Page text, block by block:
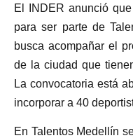
El INDER anunció
para ser parte de
busca acompañar el
de la ciudad que
La convocatoria está
incorporar a 40
En Talentos Medellín